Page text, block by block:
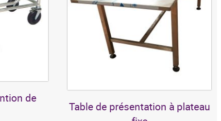
de
Table de présentation à plateau